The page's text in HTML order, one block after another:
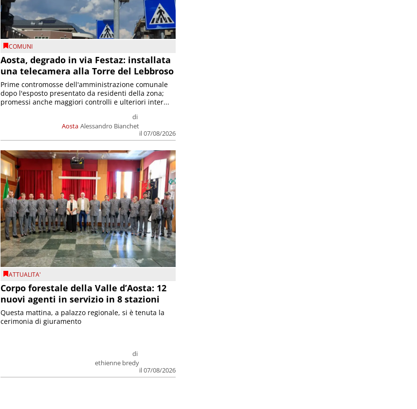
COMUNI
Aosta, degrado in via Festaz: installata
una telecamera alla Torre del Lebbroso
Aosta
di
Alessandro Bianchet
il 07/08/2026
Prime contromosse dell'amministrazione comunale
dopo l'esposto presentato da residenti della zona;
promessi anche maggiori controlli e ulteriori inter...
ATTUALITA'
Corpo forestale della Valle d’Aosta: 12
nuovi agenti in servizio in 8 stazioni
di
ethienne bredy
il 07/08/2026
Questa mattina, a palazzo regionale, si è tenuta la
cerimonia di giuramento